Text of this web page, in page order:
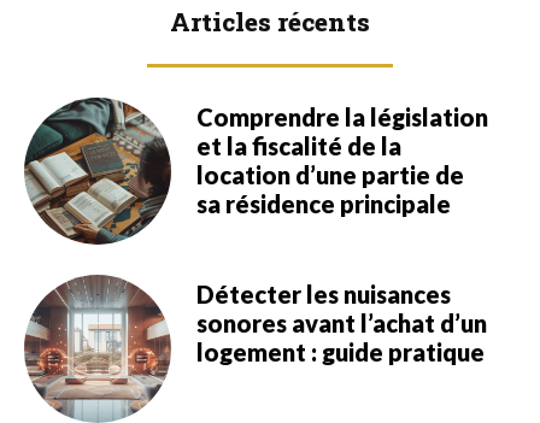
Articles récents
Comprendre la législation
et la fiscalité de la
location d’une partie de
sa résidence principale
Détecter les nuisances
sonores avant l’achat d’un
logement : guide pratique